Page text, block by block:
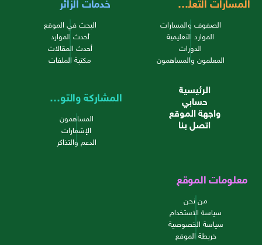
الصفوف والمسارات
الموارد التعليمية
الدورات
المعلمون والمساهمون
البحث في الموقع
أحدث الموارد
أحدث المقالات
مكتبة الملفات
الرئيسية
حسابي
واجهة الموقع
اتصل بنا
المشاركة والتواصل
المساهمون
الإشعارات
الدعم والتذاكر
معلومات الموقع
من نحن
سياسة الاستخدام
سياسة الخصوصية
خريطة الموقع